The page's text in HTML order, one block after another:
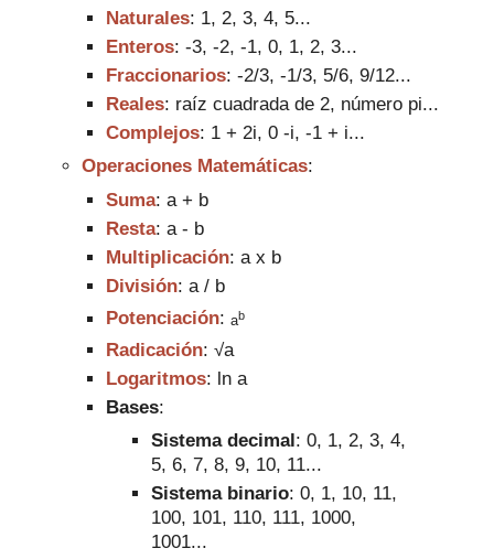
Naturales: 1, 2, 3, 4, 5...
Enteros: -3, -2, -1, 0, 1, 2, 3...
Fraccionarios: -2/3, -1/3, 5/6, 9/12...
Reales: raíz cuadrada de 2, número pi...
Complejos: 1 + 2i, 0-i, -1 + i...
Operaciones Matemáticas:
Suma: a + b
Resta: a - b
Multiplicación: ax b
División: a /b
Potenciación: ab
Radicación: √a
Logaritmos: ln a
Bases:
Sistema decimal: 0, 1, 2, 3, 4,
5, 6, 7, 8, 9, 10, 11...
Sistema binario: 0, 1, 10, 11,
100, 101, 110, 111, 1000,
1001...